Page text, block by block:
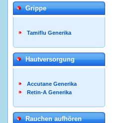
Grippe
Tamiflu Generika
Hautversorgung
Accutane Generika
Retin-A Generika
Rauchen aufhören